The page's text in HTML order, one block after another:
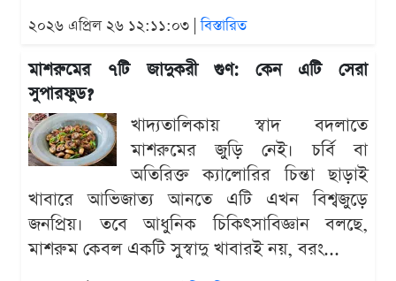
২০২৬ এপ্রিল ২৬ ১২:১১:০৩ |বিস্তারিত
মাশরুমের ৭টি জাদুকরী গুণ: কেন এটি সেরা
সুপারফুড?
খাদ্যতালিকায় স্বাদ বদলাতে
মাশরুমের জুড়ি নেই। চর্বি বা
অতিরিক্ত ক্যালোরির চিন্তা ছাড়াই
খাবারে আভিজাত্য আনতে এটি এখন বিশ্বজুড়ে
জনপ্রিয়। তবে আধুনিক চিকিৎসাবিজ্ঞান বলছে,
মাশরুম কেবল একটি সুস্বাদু খাবারই নয়, বরং...